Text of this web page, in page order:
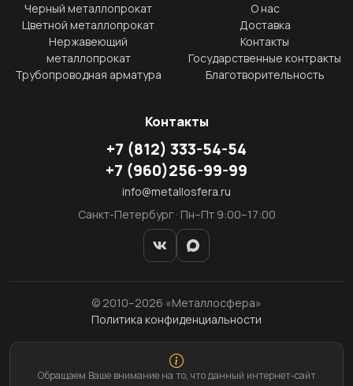
Черный металлопрокат
Цветной металлопрокат
Нержавеющий
металлопрокат
Трубопроводная арматура
О нас
Доставка
Контакты
Государственные контракты
Благотворительность
Контакты
+7 (812) 333-54-54
+7 (960)256-99-99
info@metallosfera.ru
Санкт-Петербург · Пн–Пт 9:00–17:00
© 2010–2026 «Металлосфера»
Политика конфиденциальности
Обращаем Ваше внимание на то, что данный интернет-сайт